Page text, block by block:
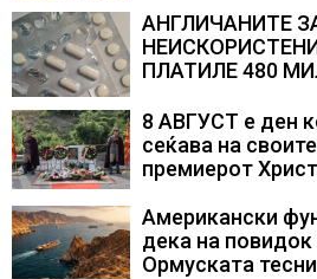
АНГЛИЧАНИТЕ
ПЛАТИЛЕ 480
само лекови
потребни
8 АВГУСТ е ден
сеќава на
премиерот
загинувањето
прилепски
Американски
дека на
Ормуската